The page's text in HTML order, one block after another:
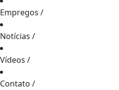
Empregos /
Notícias /
Vídeos /
Contato /